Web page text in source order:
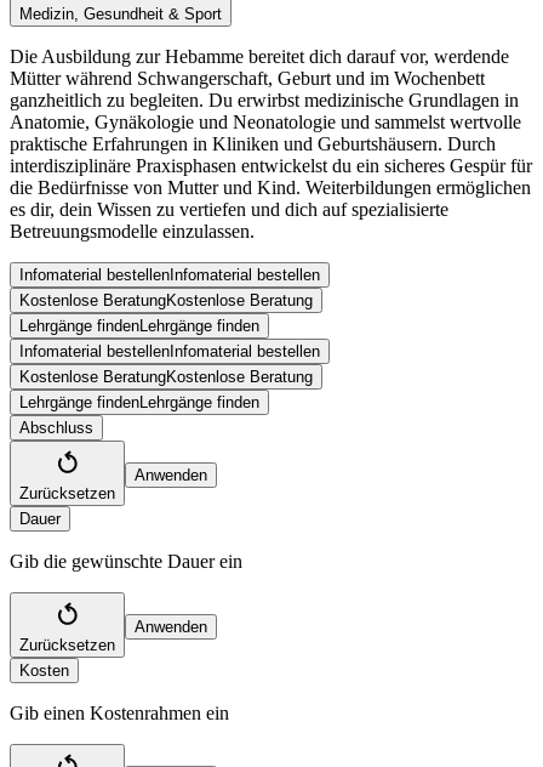
Medizin, Gesundheit & Sport
Die Ausbildung zur Hebamme bereitet dich darauf vor, werdende
Mütter während Schwangerschaft, Geburt und im Wochenbett
ganzheitlich zu begleiten. Du erwirbst medizinische Grundlagen in
Anatomie, Gynäkologie und Neonatologie und sammelst wertvolle
praktische Erfahrungen in Kliniken und Geburtshäusern. Durch
interdisziplinäre Praxisphasen entwickelst du ein sicheres Gespür für
die Bedürfnisse von Mutter und Kind. Weiterbildungen ermöglichen
es dir, dein Wissen zu vertiefen und dich auf spezialisierte
Betreuungsmodelle einzulassen.
Infomaterial bestellen Infomaterial bestellen
Kostenlose BeratungKostenlose Beratung
Lehrgänge finden Lehrgänge finden
Infomaterial bestellen Infomaterial bestellen
Kostenlose BeratungKostenlose Beratung
Lehrgänge finden Lehrgänge finden
Abschluss
Zurücksetzen
Anwenden
Dauer
Gib die gewünschte Dauer ein
Zurücksetzen
Anwenden
Kosten
Gib einen Kostenrahmen ein